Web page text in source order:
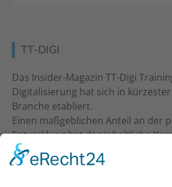
TT-DIGI
Das Insider-Magazin TT-Digi
Digitalisierung hat sich in
Branche etabliert.
Einen maßgeblichen Anteil an der
Entwicklung hat das inhaltliche
inhaltlichen Ansprache an Studio-
Therapeuten wurde ein neuer